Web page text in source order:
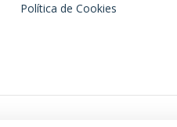
Política de Cookies